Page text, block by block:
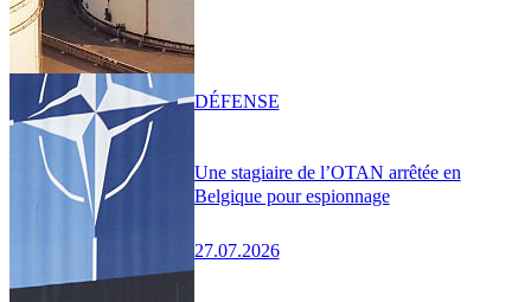
Une stagiaire de l’OTAN arrêtée en
Belgique pour espionnage
27.07.2026
DÉFENSE